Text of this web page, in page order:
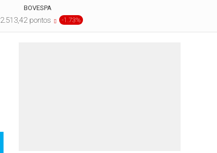
BOVESPA
pontos -1.73%